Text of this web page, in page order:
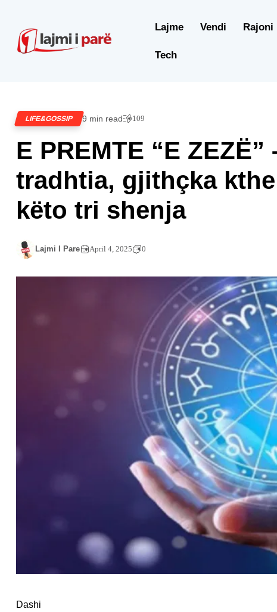
Lajme Vendi Rajoni
Tech
LIFE&GOSSIP 9 min read 109
E PREMTE “E
tradhtia, gjithçka
këto tri shenja
Lajmi I Pare April 4, 2025 0
Dashi